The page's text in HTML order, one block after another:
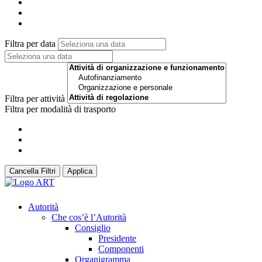
Filtra per data
Filtra per attività
Filtra per modalità di trasporto
Cancella Filtri Applica
Autorità
Che cos’è l’Autorità
Consiglio
Presidente
Componenti
Organigramma